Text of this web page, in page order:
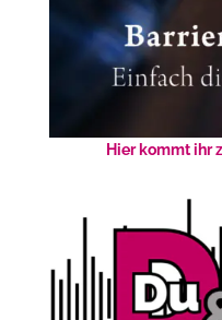
Hier kommt ihr